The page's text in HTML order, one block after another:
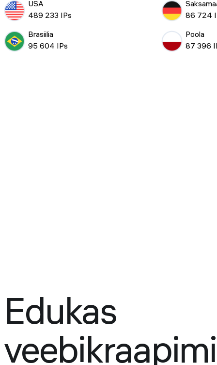
USA
489 233 IPs
86 724
Brasiilia
95 604 IPs
Poola
87 396
Edukas